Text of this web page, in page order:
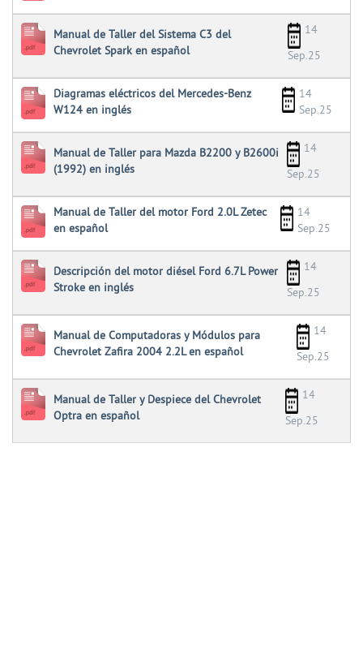
Manual de Taller del Sistema C3 del
Chevrolet Spark en español
14
Sep.25
Diagramas eléctricos del Mercedes-Benz
W124 en inglés
14
Sep.25
Manual de Taller para Mazda B2200 y B2600i
(1992) en inglés
14
Sep.25
Manual de Taller del motor Ford 2.0L Zetec
en español
14
Sep.25
Descripción del motor diésel Ford 6.7L Power
Stroke en inglés
14
Sep.25
Manual de Computadoras y Módulos para
Chevrolet Zafira 2004 2.2L en español
14
Sep.25
Manual de Taller y Despiece del Chevrolet
Optra en español
14
Sep.25